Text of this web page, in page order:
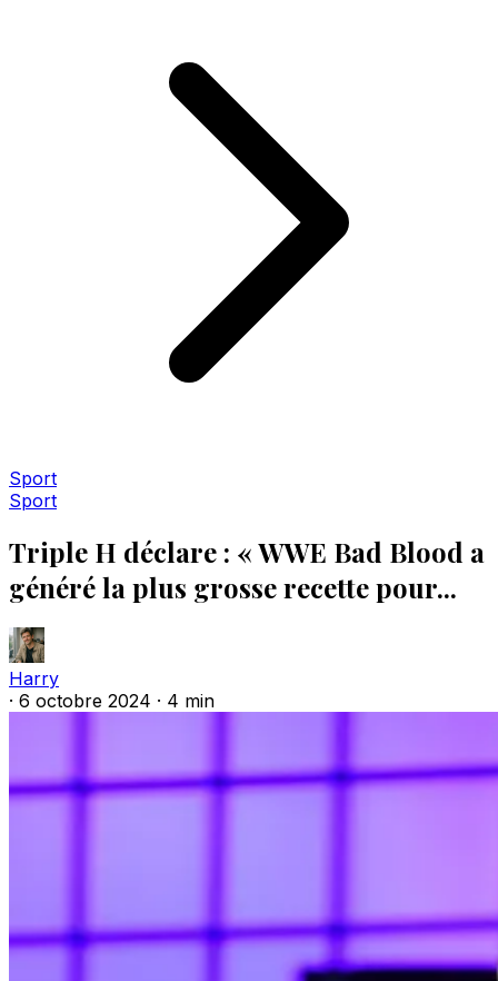
Sport
Sport
Triple H déclare : « WWE Bad Blood a
généré la plus grosse recette pour...
Harry
· 6 octobre 2024 · 4 min